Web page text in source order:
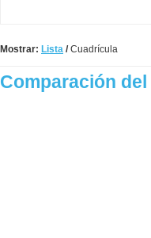
Mostrar: Lista /Cuadrícula
Comparación